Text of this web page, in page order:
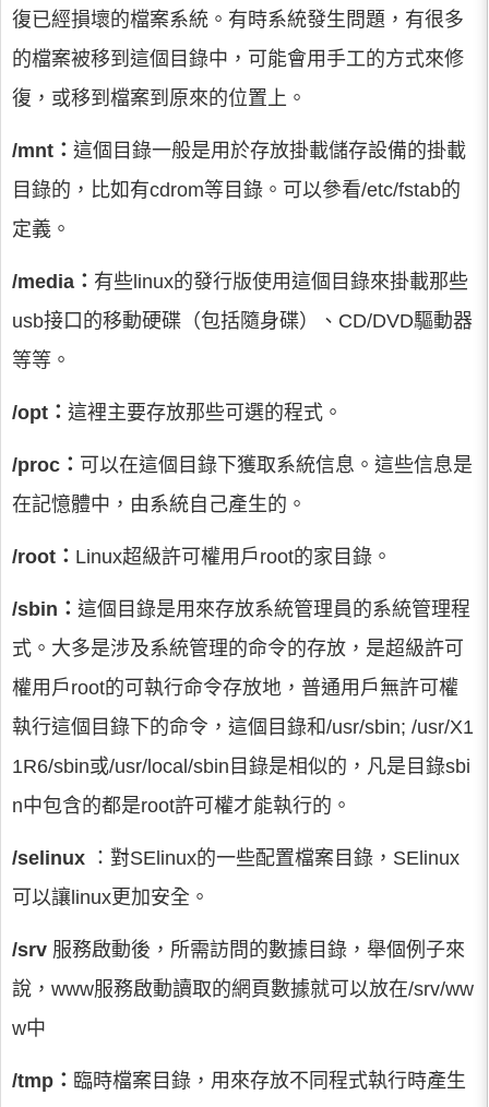
復已經損壞的檔案系統。有時系統發生問題，有很多
的檔案被移到這個目錄中，可能會用手工的方式來修
復，或移到檔案到原來的位置上。
/mnt： 這個目錄一般是用於存放掛載儲存設備的掛載
目錄的，比如有cdrom等目錄。可以參看/etc/fstab的
定義。
/media： 有些linux的發行版使用這個目錄來掛載那些
usb接口的移動硬碟（包括隨身碟）、CD/DVD驅動器
等等。
/opt： 這裡主要存放那些可選的程式。
/proc： 可以在這個目錄下獲取系統信息。這些信息是
在記憶體中，由系統自己產生的。
/root： Linux超級許可權用戶root的家目錄。
/sbin： 這個目錄是用來存放系統管理員的系統管理程
式。大多是涉及系統管理的命令的存放，是超級許可
權用戶root的可執行命令存放地，普通用戶無許可權
執行這個目錄下的命令，這個目錄和/usr/sbin; /usr/X1
1R6/sbin或/usr/local/sbin目錄是相似的，凡是目錄sbi
n中包含的都是root許可權才能執行的。
/selinux ：對SElinux的一些配置檔案目錄，SElinux
可以讓linux更加安全。
/srv 服務啟動後，所需訪問的數據目錄，舉個例子來
說，www服務啟動讀取的網頁數據就可以放在/srv/ww
w中
/tmp： 臨時檔案目錄，用來存放不同程式執行時產生